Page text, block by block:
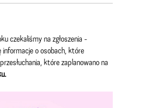
czekaliśmy na zgłoszenia -
informacje o osobach, które
które zaplanowano na